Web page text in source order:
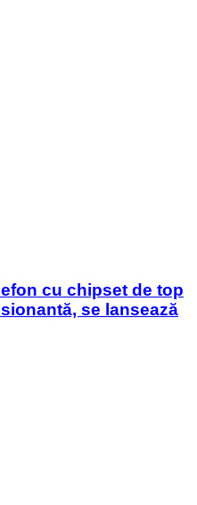
cu chipset de top
se lansează